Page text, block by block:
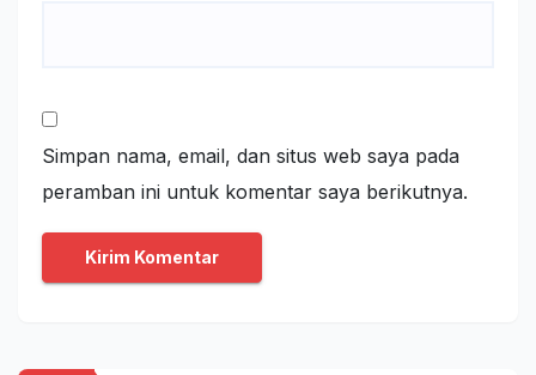
Simpan nama, email, dan situs web saya pada
peramban ini untuk komentar saya berikutnya.